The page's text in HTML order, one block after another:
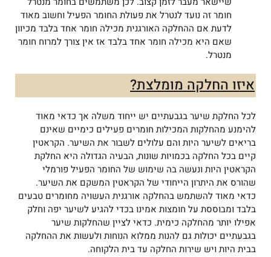
חומר זה נועד לנטרל את פעולת החומר הפעיל וחשוב מאוד
לדעת אם ההחלקה האורגנית מכילה חומר אחד בלבד מכיוון
שאם היא מכילה חומר אחד בלבד אז אין צורך למרוח חומר
מנטרל.
איזו החלקה מומלצת?
לכל החלקת שיער בגבעתיים יש ייחוד משלה אך כדאי מאוד
להימנע מהחלקות המכילות חומרים פעילים כימיים שאינם
בריאים לשיער היות והם עלולים לשבור את השיער. הקראטין
קיים בכל החלקה בכמויות שונות, הבעיה הגדולה היא החלקת
הקראטין היות ונעשה בה שימוש של החומר הפעיל פורמלי
שהורס את היתרון הייחודי של הקראטין המשקם את השיער.
כדאי מאוד להשתמש בהחלקה אורגנית העשויה מחומרים טבעים
בלבד ומבוססת על חומצות אמינו בכדי להגיע לשיער יפה וחלק
אפילו יותר מהחלקה כימית. כדאי לציין שהחלקות שיער
בגבעתיים יכולות גם להנות ממלוא הנוחות ולעשות את ההחלקה
בבית היות ויש שירות החלקה עד בית הלקוחה.